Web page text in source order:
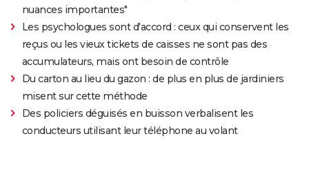
nuances importantes"
Les psychologues sont d'accord : ceux qui conservent les
reçus ou les vieux tickets de caisses ne sont pas des
accumulateurs, mais ont besoin de contrôle
Du carton au lieu du gazon : de plus en plus de jardiniers
misent sur cette méthode
Des policiers déguisés en buisson verbalisent les
conducteurs utilisant leur téléphone au volant